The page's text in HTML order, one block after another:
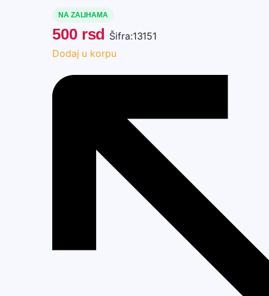
NA ZALIHAMA
500 rsd Šifra:13151
Dodaj u korpu